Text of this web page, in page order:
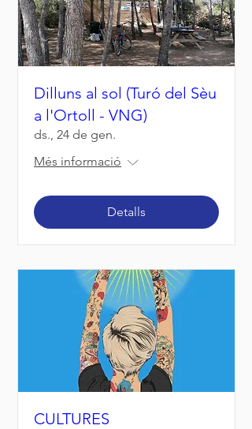
Dilluns al sol (Turó del Sèu
a l'Ortoll - VNG)
ds., 24 de gen.
Més informació
Detalls
CULTURES